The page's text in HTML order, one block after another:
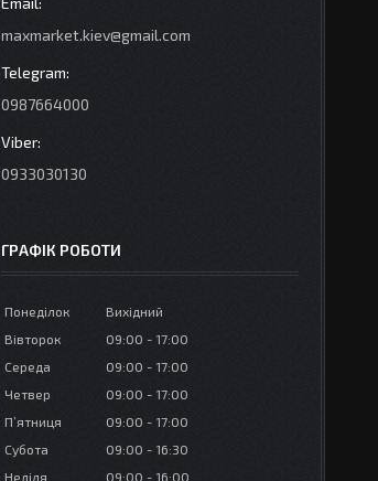
maxmarket.kiev@gmail.com
0987664000
0933030130
ГРАФІК РОБОТИ
Понеділок
Вихідний
Вівторок
09:00
17:00
Середа
09:00
17:00
Четвер
09:00
17:00
Пʼятниця
09:00
17:00
Субота
09:00
16:30
Неділя
09:00 16:00